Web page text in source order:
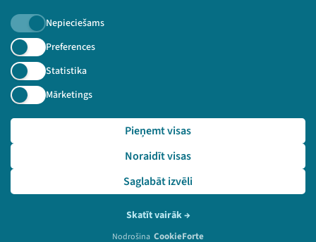
Nepieciešams
Preferences
Statistika
Mārketings
Saglabāt izvēli
Noraidīt visas
Pieņemt visas
Skatīt vairāk→
Nodrošina CookieForte
Piesakies jaunumiem!
Nepalaid garām aktuālāko informāciju!
Pieteikties
🔗 https://festivalslampa.lv/lv/dalibnieki/3794